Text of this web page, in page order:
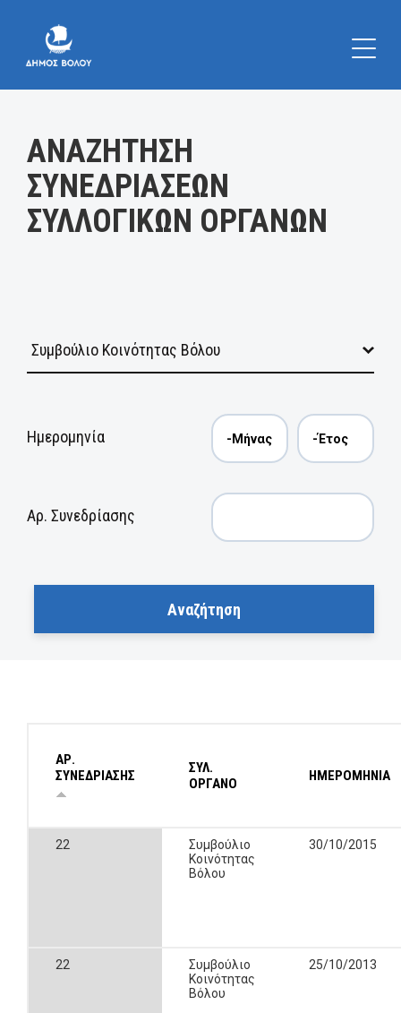
ΑΝΑΖΗΤΗΣΗ
ΣΥΝΕΔΡΙΑΣΕΩΝ
ΣΥΛΛΟΓΙΚΩΝ ΟΡΓΑΝΩΝ
Ημερομηνία
Αρ. Συνεδρίασης
ΑΡ.
ΣΥΝΕΔΡΙΑΣΗΣ
ΣΥΛ.
ΟΡΓΑΝΟ
ΗΜΕΡΟΜΗΝΙΑ
22
Συμβούλιο
Κοινότητας
Βόλου
30/10/2015
22
Συμβούλιο
Κοινότητας
Βόλου
25/10/2013